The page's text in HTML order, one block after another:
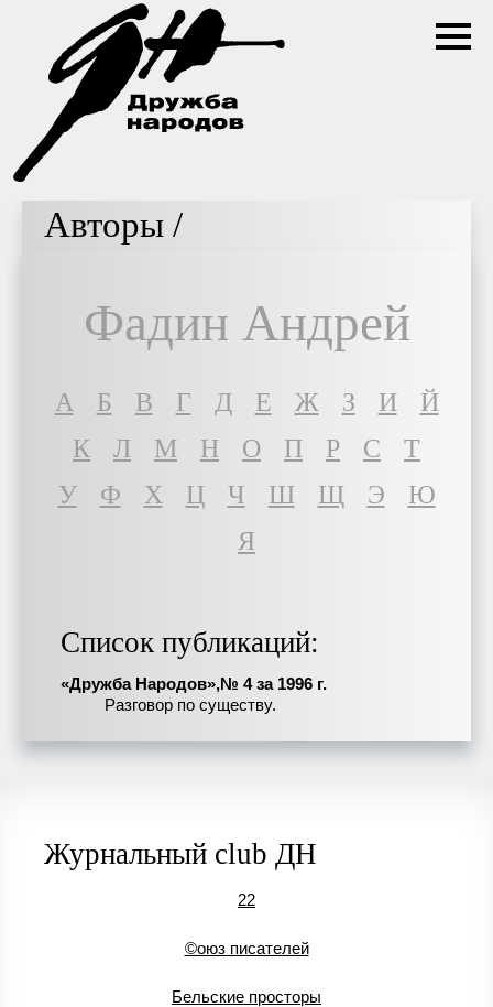
Авторы /
Фадин Андрей
A Б В Г Д Е Ж З И
Й
К
Л М Н О П Р С
Т
У
Ф Х Ц Ч Ш Щ Э
Ю
Я
Список публикаций:
«Дружба Народов»,№ 4 за 1996 г.
Разговор по существу.
Журнальный club ДН
22
©оюз писателей
Бельские просторы